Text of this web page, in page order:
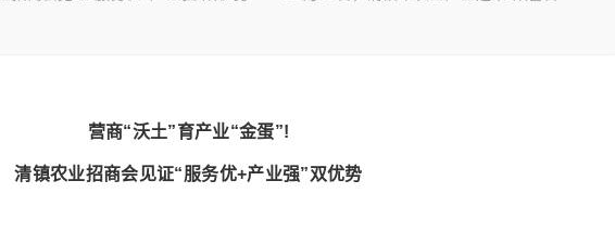
营商“沃土”育产业“金蛋”!
清镇农业招商会见证“服务优+产业强”双优势